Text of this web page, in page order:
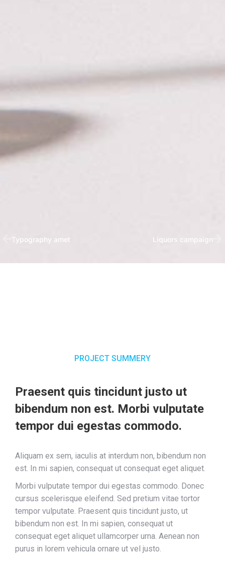
Typography amet Liquors campaign
PROJECT SUMMERY
Praesent quis tincidunt justo ut
bibendum non est. Morbi vulputate
tempor dui egestas commodo.
Aliquam ex sem, iaculis at interdum non, bibendum non
est. In mi sapien, consequat ut consequat eget aliquet.
Morbi vulputate tempor dui egestas commodo. Donec
cursus scelerisque eleifend. Sed pretium vitae tortor
tempor vulputate. Praesent quis tincidunt justo, ut
bibendum non est. In mi sapien, consequat ut
consequat eget aliquet ullamcorper urna. Aenean non
purus in lorem vehicula ornare ut vel justo.